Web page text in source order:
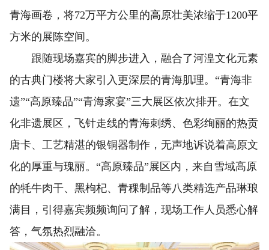
青海画卷，将72万平方公里的高原壮美浓缩于1200平
方米的展陈空间。
跟随现场嘉宾的脚步进入，融合了河湟文化元素
的古典门楼将大家引入更深层的青海肌理。“青海非
遗”“高原臻品”“青海家宴”三大展区依次排开。在文
化非遗展区，飞针走线的青海刺绣、色彩绚丽的热贡
唐卡、工艺精湛的银铜器制作，无声地诉说着高原文
化的厚重与瑰丽。“高原臻品”展区内，来自雪域高原
的牦牛肉干、黑枸杞、青稞制品等八类精选产品琳琅
满目，引得嘉宾频频询问了解，现场工作人员悉心解
答，气氛热烈融洽。